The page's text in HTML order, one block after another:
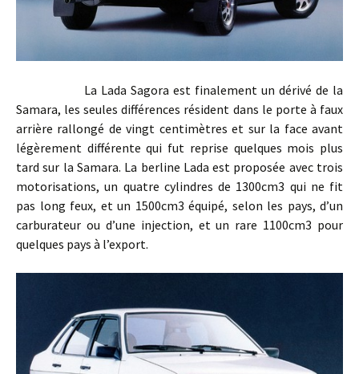
La Lada Sagora est finalement un dérivé de la
Samara, les seules différences résident dans le porte à faux
arrière rallongé de vingt centimètres et sur la face avant
légèrement différente qui fut reprise quelques mois plus
tard sur la Samara. La berline Lada est proposée avec trois
motorisations, un quatre cylindres de 1300cm3 qui ne fit
pas long feux, et un 1500cm3 équipé, selon les pays, d’un
carburateur ou d’une injection, et un rare 1100cm3 pour
quelques pays à l’export.